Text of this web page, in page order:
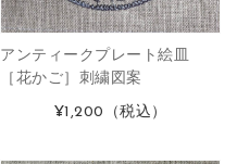
アンティークプレート絵皿
［花かご］刺繍図案
¥1,200 （税込）